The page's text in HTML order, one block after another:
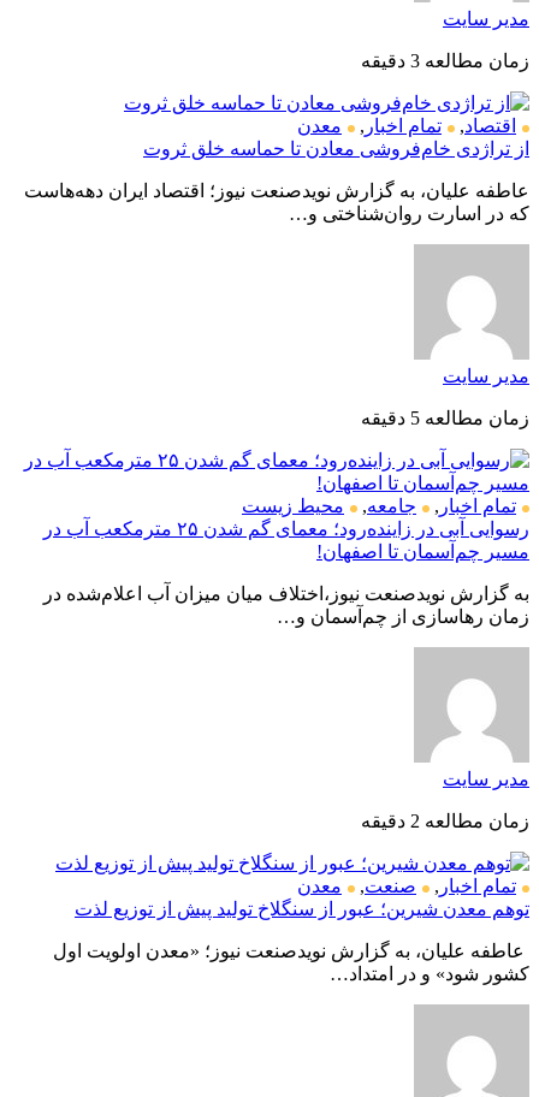
مدیر سایت
زمان مطالعه 3 دقیقه
اقتصاد, تمام اخبار ,
معدن
از تراژدی خام‌فروشی معادن تا حماسه خلق ثروت
عاطفه علیان، به گزارش نویدصنعت نیوز؛ اقتصاد ایران دهه‌هاست
که در اسارت روان‌شناختی و…
مدیر سایت
زمان مطالعه 5 دقیقه
تمام اخبار , جامعه,
محیط زیست
رسوایی آبی در زاینده‌رود؛ معمای گم شدن ۲۵ مترمکعب آب در
مسیر چم‌آسمان تا اصفهان!
به گزارش نویدصنعت نیوز،اختلاف میان میزان آب اعلام‌شده در
زمان رهاسازی از چم‌آسمان و…
مدیر سایت
زمان مطالعه 2 دقیقه
تمام اخبار , صنعت,
معدن
توهم معدن شیرین؛ عبور از سنگلاخ تولید پیش از توزیع لذت
عاطفه علیان، به گزارش نویدصنعت نیوز؛ «معدن اولویت اول
کشور شود» و در امتداد…